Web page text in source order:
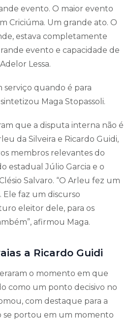
evento. O maior evento
Criciúma. Um grande ato. O
estava completamente
evento e capacidade de
Lessa.
serviço quando é para
Maga Stopassoli.
que a disputa interna não é
da Silveira e Ricardo Guidi,
membros relevantes do
estadual Júlio Garcia e o
Salvaro. “O Arleu fez um
Ele faz um discurso
eleitor dele, para os
afirmou Maga.
a Ricardo Guidi
o momento em que
como um ponto decisivo no
com destaque para a
se portou em um momento